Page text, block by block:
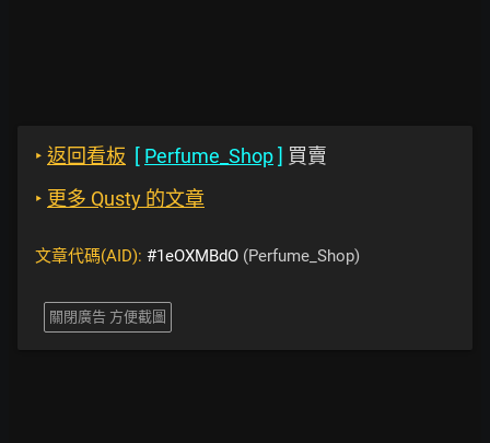
‣ 返回看板 [ Perfume_Shop] 買賣
‣ 更多 Qusty 的文章
文章代碼(AID): #1eOXMBdO (Perfume_Shop)
關閉廣告 方便截圖